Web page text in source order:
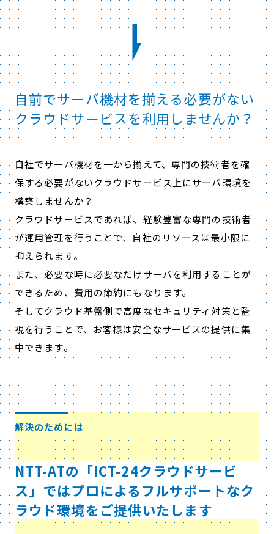
自前でサーバ機材を揃える必要がない
クラウドサービスを利用しませんか？
自社でサーバ機材を一から揃えて、専門の技術者を確
保する必要がないクラウドサービス上にサーバ環境を
構築しませんか？
クラウドサービスであれば、経験豊富な専門の技術者
が運用管理を行うことで、自社のリソースは最小限に
抑えられます。
また、必要な時に必要なだけサーバを利用することが
できるため、費用の節約にもなります。
そしてクラウド基盤側で高度なセキュリティ対策と監
視を行うことで、お客様は安全なサービスの提供に集
中できます。
解決のためには
NTT-ATの「ICT-24クラウドサービ
ス」ではプロによるフルサポートなク
ラウド環境をご提供いたします